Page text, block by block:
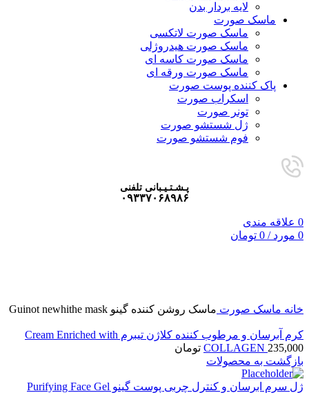
لایه بردار بدن
ماسک صورت
ماسک صورت لاتکسی
ماسک صورت هیدروژلی
ماسک صورت کاسه ای
ماسک صورت ورقه ای
پاک کننده پوست صورت
اسکراب صورت
تونر صورت
ژل شستشو صورت
فوم شستشو صورت
پـشـتـیـبانی تلفنی
۰۹۳۳۷۰۶۸۹۸۶
0 علاقه مندی
0 مورد /
0 تومان
خانه ماسک صورت ماسک روشن کننده گینو Guinot newhithe mask
کرم آبرسان و مرطوب کننده کلاژن تیبرم Cream Enriched with
COLLAGEN 235,000
تومان
بازگشت به محصولات
ژل سرم ابرسان و کنترل چربی پوست گینو Purifying Face Gel